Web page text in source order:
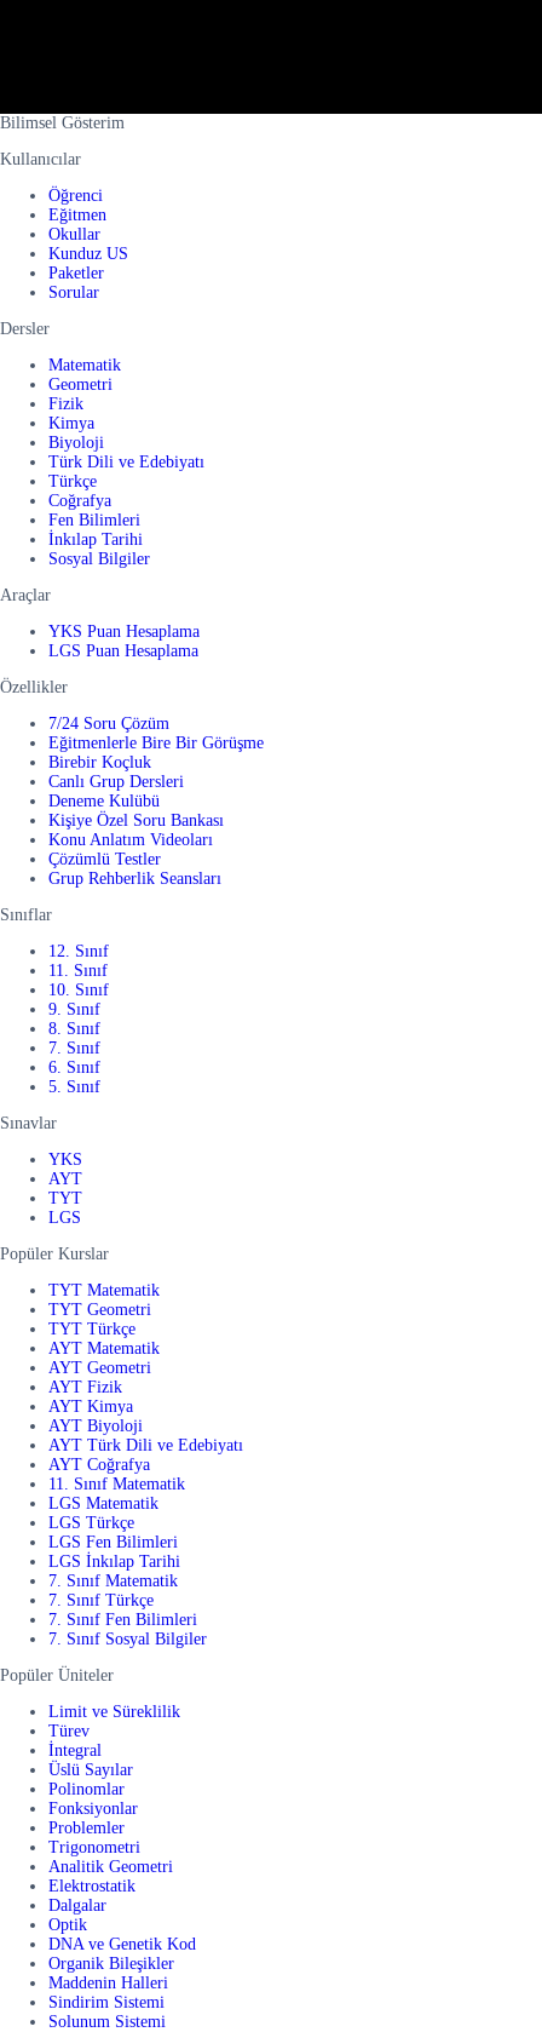
Bilimsel Gösterim
Kullanıcılar
Öğrenci
Eğitmen
Okullar
Kunduz US
Paketler
Sorular
Dersler
Matematik
Geometri
Fizik
Kimya
Biyoloji
Türk Dili ve Edebiyatı
Türkçe
Coğrafya
Fen Bilimleri
İnkılap Tarihi
Sosyal Bilgiler
Araçlar
YKS Puan Hesaplama
LGS Puan Hesaplama
Özellikler
7/24 Soru Çözüm
Eğitmenlerle Bire Bir Görüşme
Birebir Koçluk
Canlı Grup Dersleri
Deneme Kulübü
Kişiye Özel Soru Bankası
Konu Anlatım Videoları
Çözümlü Testler
Grup Rehberlik Seansları
Sınıflar
12. Sınıf
11. Sınıf
10. Sınıf
9. Sınıf
8. Sınıf
7. Sınıf
6. Sınıf
5. Sınıf
Sınavlar
YKS
AYT
TYT
LGS
Popüler Kurslar
TYT Matematik
TYT Geometri
TYT Türkçe
AYT Matematik
AYT Geometri
AYT Fizik
AYT Kimya
AYT Biyoloji
AYT Türk Dili ve Edebiyatı
AYT Coğrafya
11. Sınıf Matematik
LGS Matematik
LGS Türkçe
LGS Fen Bilimleri
LGS İnkılap Tarihi
7. Sınıf Matematik
7. Sınıf Türkçe
7. Sınıf Fen Bilimleri
7. Sınıf Sosyal Bilgiler
Popüler Üniteler
Limit ve Süreklilik
Türev
İntegral
Üslü Sayılar
Polinomlar
Fonksiyonlar
Problemler
Trigonometri
Analitik Geometri
Elektrostatik
Dalgalar
Optik
DNA ve Genetik Kod
Organik Bileşikler
Maddenin Halleri
Sindirim Sistemi
Solunum Sistemi